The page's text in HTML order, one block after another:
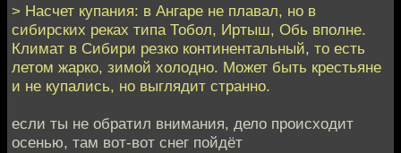
> Насчет купания: в Ангаре не плавал, но в
сибирских реках типа Тобол, Иртыш, Обь вполне.
Климат в Сибири резко континентальный, то есть
летом жарко, зимой холодно. Может быть крестьяне
и не купались, но выглядит странно.
если ты не обратил внимания, дело происходит
осенью, там вот-вот снег пойдёт